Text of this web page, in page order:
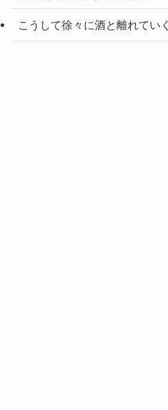
こうして徐々に酒と離れていく